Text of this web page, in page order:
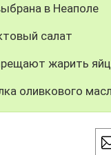
в Неаполе
салат
жарить
оливкового